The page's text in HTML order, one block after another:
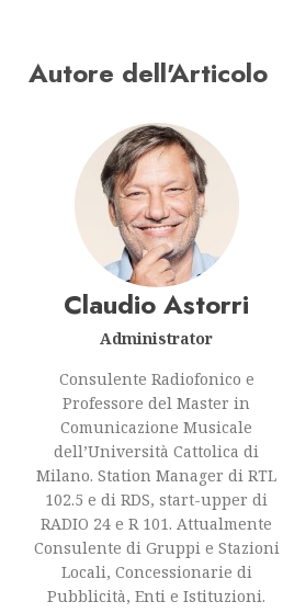
Autore dell'Articolo
Claudio Astorri
Administrator
Consulente Radiofonico e
Professore del Master in
Comunicazione Musicale
dell’Università Cattolica di
Milano. Station Manager di RTL
102.5 e di RDS, start-upper di
RADIO 24 e R 101. Attualmente
Consulente di Gruppi e Stazioni
Locali, Concessionarie di
Pubblicità, Enti e Istituzioni.